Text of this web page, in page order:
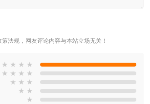
法规，网友评论内容与本站立场无关！
★ ★ ★ ★
★ ★ ★ ★
★ ★ ★
★ ★
★